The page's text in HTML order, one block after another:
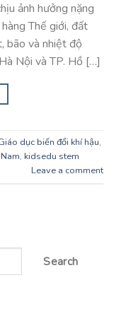
ảnh hưởng nặng
Thế giới, đất
bão và nhiệt độ
Nội và TP. Hồ […]
dục biến đổi khí hậu,
, kidsedu stem
Leave a comment
Search